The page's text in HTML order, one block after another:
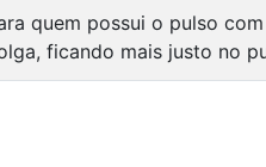
quem possui o pulso
ficando mais justo no